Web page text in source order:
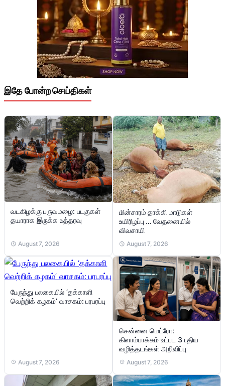
இதே போன்ற செய்திகள்
வடகிழக்கு பருவமழை: படகுகள்
தயாராக இருக்க உத்தரவு
August 7, 2026
மின்சாரம் தாக்கி மாடுகள்
உயிரிழப்பு … வேதனையில்
விவசாயி
August 7, 2026
பேருந்து பலகையில் ‘தக்காளி
வெற்றிக் கழகம்’ வாசகம்: பரபரப்பு
August 7, 2026
சென்னை மெட்ரோ:
கிளாம்பாக்கம் உட்பட 3 புதிய
வழித்தடங்கள் அறிவிப்பு
August 7, 2026